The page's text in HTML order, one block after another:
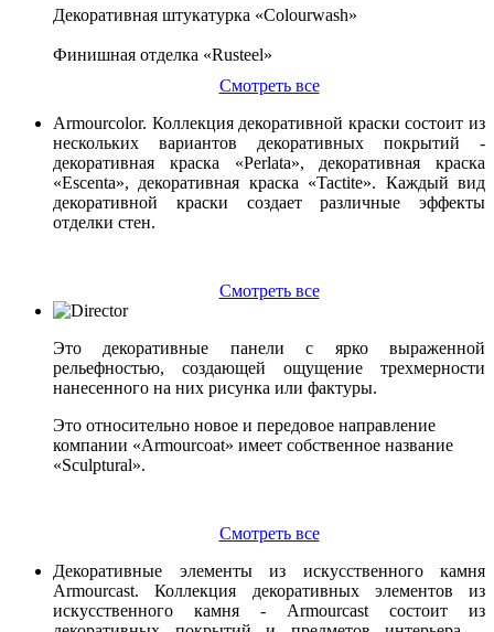
Декоративная штукатурка «Colourwash»
Финишная отделка «Rusteel»
Смотреть все
Armourcolor. Коллекция декоративной краски состоит из
нескольких вариантов декоративных покрытий -
декоративная краска «Perlata», декоративная краска
«Escenta», декоративная краска «Tactite». Каждый вид
декоративной краски создает различные эффекты
отделки стен.
Смотреть все
Это декоративные панели с ярко выраженной
рельефностью, создающей ощущение трехмерности
нанесенного на них рисунка или фактуры.
Это относительно новое и передовое направление
компании «Armourcoat» имеет собственное название
«Sculptural».
Смотреть все
Декоративные элементы из искусственного камня
Armourcast. Коллекция декоративных элементов из
искусственного камня - Armourcast состоит из